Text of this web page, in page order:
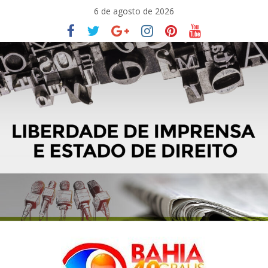
conteúdo
6 de agosto de 2026